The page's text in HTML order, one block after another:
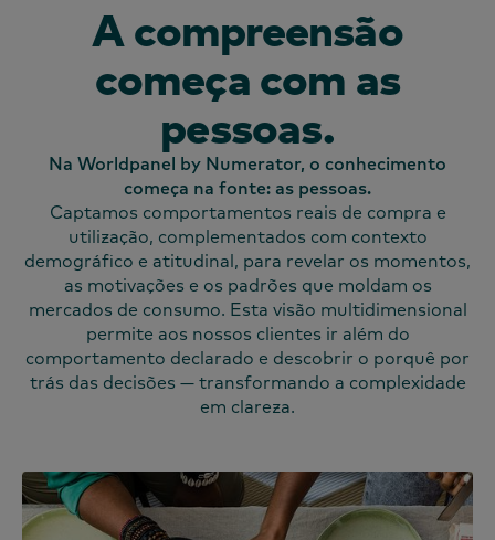
A compreensão
começa com as
pessoas.
Na Worldpanel by Numerator, o conhecimento
começa na fonte: as pessoas.
Captamos comportamentos reais de compra e
utilização, complementados com contexto
demográfico e atitudinal, para revelar os momentos,
as motivações e os padrões que moldam os
mercados de consumo. Esta visão multidimensional
permite aos nossos clientes ir além do
comportamento declarado e descobrir o porquê por
trás das decisões — transformando a complexidade
em clareza.